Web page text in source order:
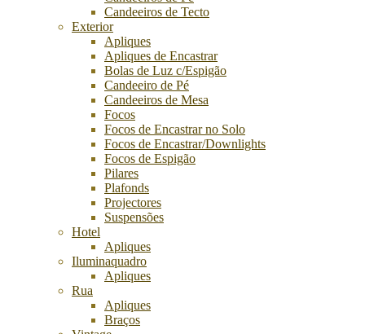
Candeeiros de Tecto
Exterior
Apliques
Apliques de Encastrar
Bolas de Luz c/Espigão
Candeeiro de Pé
Candeeiros de Mesa
Focos
Focos de Encastrar no Solo
Focos de Encastrar/Downlights
Focos de Espigão
Pilares
Plafonds
Projectores
Suspensões
Hotel
Apliques
Iluminaquadro
Apliques
Rua
Apliques
Braços